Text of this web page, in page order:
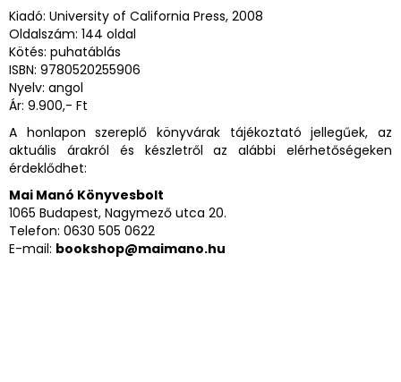
Kiadó: University of California Press, 2008
Oldalszám: 144 oldal
Kötés: puhatáblás
ISBN: 9780520255906
Nyelv: angol
Ár: 9.900,- Ft
A honlapon szereplő könyvárak tájékoztató jellegűek, az
aktuális árakról és készletről az alábbi elérhetőségeken
érdeklődhet:
Mai Manó Könyvesbolt
1065 Budapest, Nagymező utca 20.
Telefon: 0630 505 0622
E-mail: bookshop@maimano.hu